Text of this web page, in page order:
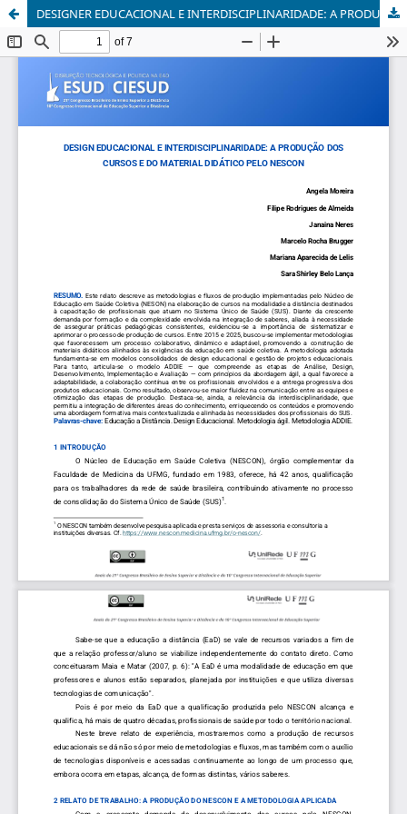
DESIGNER EDUCACIONAL E INTERDISCIPLINARIDADE: A PRODUÇÃO DOS CURSOS E DO MATERIAL DIDÁTICO PELO NESCON